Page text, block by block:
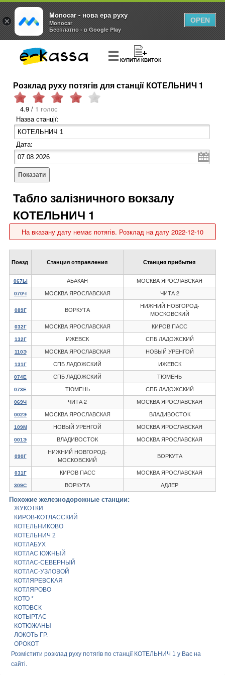
КУПИТИ КВИТОК
Розклад руху потягів для станції КОТЕЛЬНИЧ 1
4.9 / 1 голос
Назва станції:
Дата:
Показати
Табло залізничного вокзалу
КОТЕЛЬНИЧ 1
На вказану дату немає потягів. Розклад на дату 2022-12-10
Поезд Станция отправления Станция прибытия
067Ы АБАКАН МОСКВА ЯРОСЛАВСКАЯ
070Ч МОСКВА ЯРОСЛАВСКАЯ ЧИТА 2
089Г ВОРКУТА
НИЖНИЙ НОВГОРОД-
МОСКОВСКИЙ
032Г МОСКВА ЯРОСЛАВСКАЯ КИРОВ ПАСС
132Г ИЖЕВСК СПБ ЛАДОЖСКИЙ
110Э МОСКВА ЯРОСЛАВСКАЯ НОВЫЙ УРЕНГОЙ
131Г СПБ ЛАДОЖСКИЙ ИЖЕВСК
074Е СПБ ЛАДОЖСКИЙ ТЮМЕНЬ
073Е ТЮМЕНЬ СПБ ЛАДОЖСКИЙ
069Ч ЧИТА 2 МОСКВА ЯРОСЛАВСКАЯ
002Э МОСКВА ЯРОСЛАВСКАЯ ВЛАДИВОСТОК
109М НОВЫЙ УРЕНГОЙ МОСКВА ЯРОСЛАВСКАЯ
001Э ВЛАДИВОСТОК МОСКВА ЯРОСЛАВСКАЯ
090Г
НИЖНИЙ НОВГОРОД-
МОСКОВСКИЙ
ВОРКУТА
031Г КИРОВ ПАСС МОСКВА ЯРОСЛАВСКАЯ
309С ВОРКУТА АДЛЕР
Похожие железнодорожные станции:
ЖУКОТКИ
КИРОВ-КОТЛАССКИЙ
КОТЕЛЬНИКОВО
КОТЕЛЬНИЧ 2
КОТЛАБУХ
КОТЛАС ЮЖНЫЙ
КОТЛАС-СЕВЕРНЫЙ
КОТЛАС-УЗЛОВОЙ
КОТЛЯРЕВСКАЯ
КОТЛЯРОВО
КОТО *
КОТОВСК
КОТЫРТАС
КОТЮЖАНЫ
ЛОКОТЬ ГР.
ОРОКОТ
Розмістити розклад руху потягів по станції КОТЕЛЬНИЧ 1 у Вас на
сайті.
×
Monocar - нова ера руху
Monocar
Бесплатно - в Google Play
OPEN